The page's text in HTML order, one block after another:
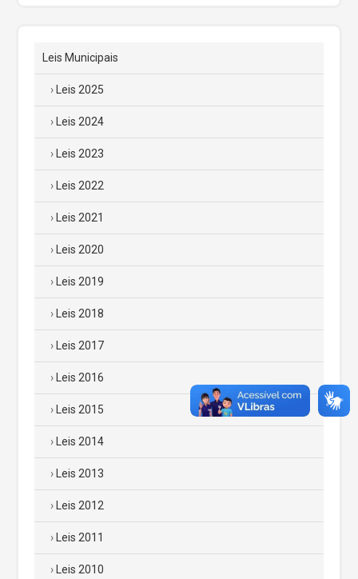
Leis Municipais
Leis 2025
Leis 2024
Leis 2023
Leis 2022
Leis 2021
Leis 2020
Leis 2019
Leis 2018
Leis 2017
Leis 2016
Leis 2015
Leis 2014
Leis 2013
Leis 2012
Leis 2011
Leis 2010